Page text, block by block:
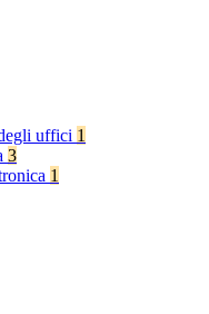
uffici 1
3
1